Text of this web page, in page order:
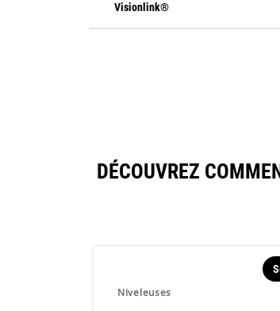
Visionlink®
DÉCOUVREZ
Niveleuses